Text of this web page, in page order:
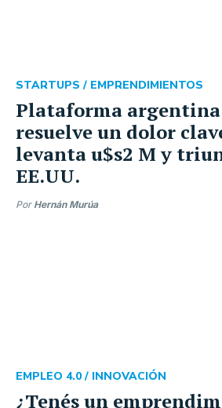
Plataforma
resuelve un dolor
levanta u$s2 M y
EE.UU.
STARTUPS / EMPRENDIMIENTOS
Por Hernán Murúa
¿Tenés un
EMPLEO 4.0 / INNOVACIÓN